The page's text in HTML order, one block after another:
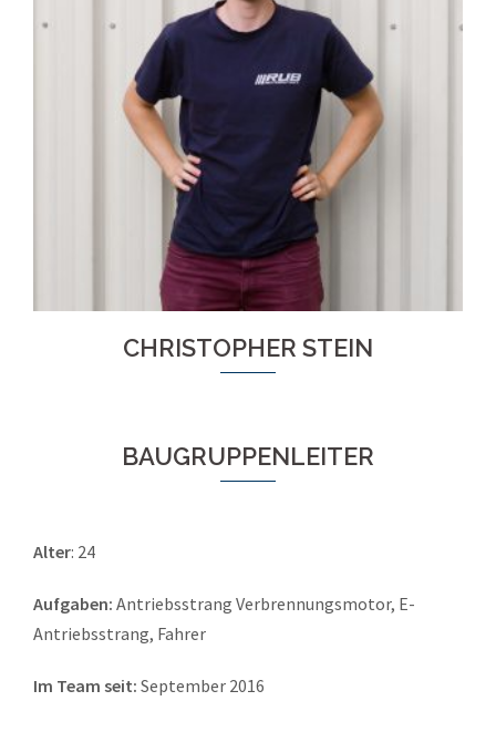
CHRISTOPHER STEIN
BAUGRUPPENLEITER
Alter: 24
Aufgaben: Antriebsstrang Verbrennungsmotor, E-
Antriebsstrang, Fahrer
Im Team seit: September 2016